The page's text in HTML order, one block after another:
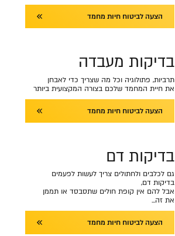
הצעה לביטוח חיות מחמד
בדיקות מעבדה
תרביות, פתולוגיה וכל מה שצריך כדי לאבחן
את חיית המחמד שלכם בצורה המקצועית ביותר
הצעה לביטוח חיות מחמד
בדיקות דם
גם לכלבים ולחתולים צריך לעשות לפעמים
בדיקות דם,
אבל להם אין קופת חולים שתסבסד או תממן
את זה...
הצעה לביטוח חיות מחמד